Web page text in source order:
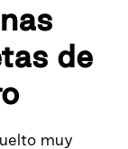
de
muy